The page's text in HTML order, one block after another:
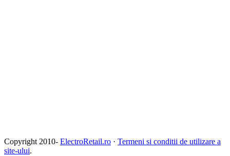
Copyright 2010- ElectroRetail.ro · Termeni si conditii de utilizare a
site-ului.